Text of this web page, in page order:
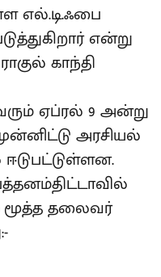
எல்.டி.ஃபை
என்று
காந்தி
ஏப்ரல் 9 அன்று
அரசியல்
ஈடுபட்டுள்ளன.
மூத்த தலைவர்